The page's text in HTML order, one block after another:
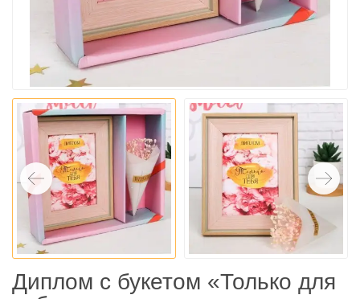
Диплом с букетом «Только для